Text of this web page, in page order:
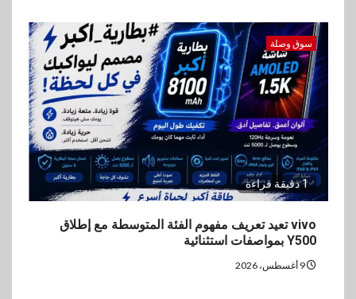
سوق وصلة
1 دقيقة قراءة
vivo تعيد تعريف مفهوم الفئة المتوسطة مع إطلاق
Y500 بمواصفات استثنائية